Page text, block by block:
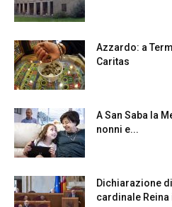
Azzardo: a
Caritas
A San Saba la
nonni e...
Dichiarazione
cardinale